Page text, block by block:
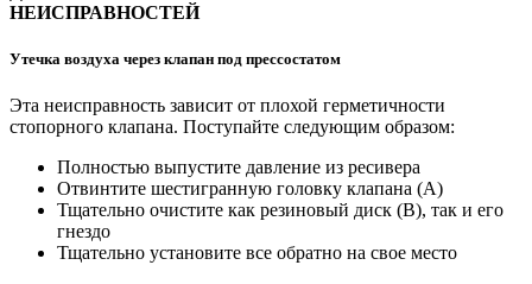
НЕИСПРАВНОСТЕЙ
Утечка воздуха через клапан под прессостатом
Эта неисправность зависит от плохой герметичности
стопорного клапана. Поступайте следующим образом:
Полностью выпустите давление из ресивера
Отвинтите шестигранную головку клапана (А)
Тщательно очистите как резиновый диск (В), так и его
гнездо
Тщательно установите все обратно на свое место